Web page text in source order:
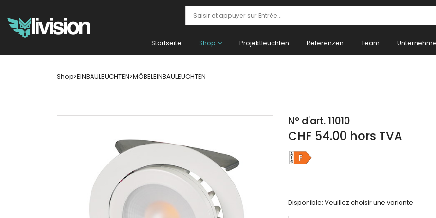
Startseite Shop Projektleuchten Referenzen Team
Shop>EINBAULEUCHTEN>MÖBELEINBAULEUCHTEN
N° d'art. 11010
CHF 54.00 hors TVA
Disponible: Veuillez choisir une variante